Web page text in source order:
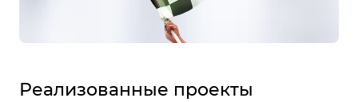
Реализованные проекты